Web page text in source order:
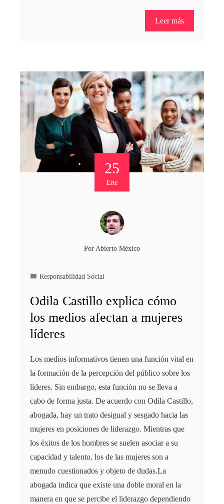
Leer más
25
Ene
PorAbierto México
Responsabilidad Social
Odila Castillo explica cómo
los medios afectan a mujeres
líderes
Los medios informativos tienen una función vital en
la formación de la percepción del público sobre los
líderes. Sin embargo, esta función no se lleva a
cabo de forma justa. De acuerdo con Odila Castillo,
abogada, hay un trato desigual y sesgado hacia las
mujeres en posiciones de liderazgo. Mientras que
los éxitos de los hombres se suelen asociar a su
capacidad y talento, los de las mujeres son a
menudo cuestionados y objeto de dudas.La
abogada indica que existe una doble moral en la
manera en que se percibe el liderazgo dependiendo